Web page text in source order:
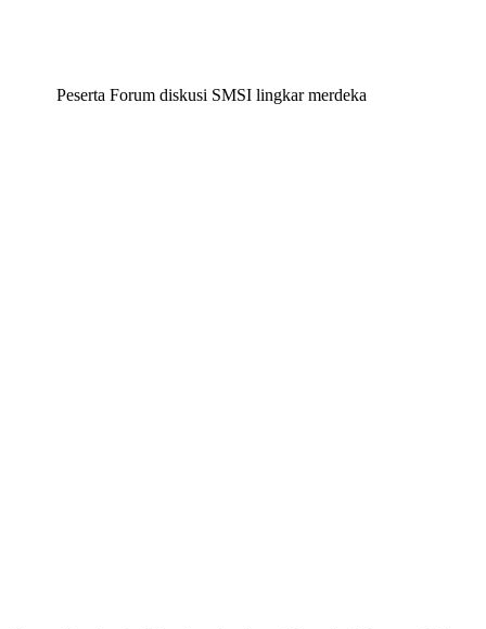
Peserta Forum diskusi SMSI lingkar merdeka